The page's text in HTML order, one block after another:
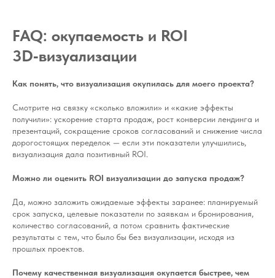
FAQ: окупаемость и ROI
3D‑визуализации
Как понять, что визуализация окупилась для моего проекта?
Смотрите на связку «сколько вложили» и «какие эффекты
получили»: ускорение старта продаж, рост конверсии лендинга и
презентаций, сокращение сроков согласований и снижение числа
дорогостоящих переделок — если эти показатели улучшились,
визуализация дала позитивный ROI.
Можно ли оценить ROI визуализации до запуска продаж?
Да, можно заложить ожидаемые эффекты заранее: планируемый
срок запуска, целевые показатели по заявкам и бронирования,
количество согласований, а потом сравнить фактические
результаты с тем, что было бы без визуализации, исходя из
прошлых проектов.
Почему качественная визуализация окупается быстрее, чем